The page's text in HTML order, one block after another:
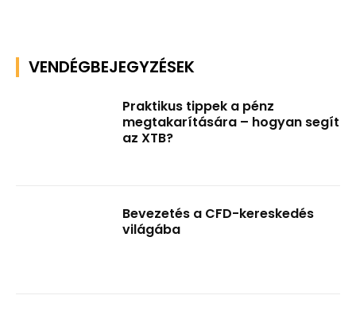
VENDÉGBEJEGYZÉSEK
Praktikus tippek a pénz
megtakarítására – hogyan segít
az XTB?
Bevezetés a CFD-kereskedés
világába